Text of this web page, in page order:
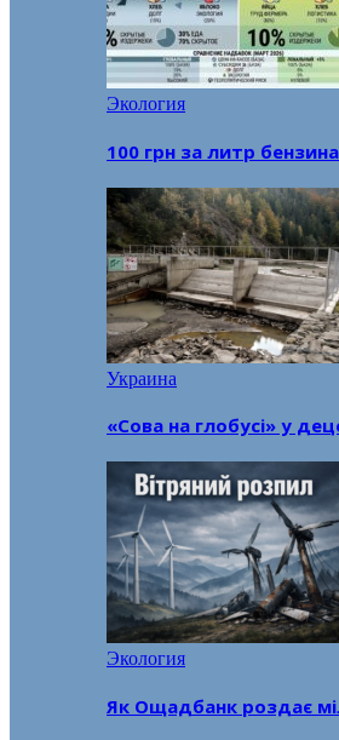
Экология
100 грн за литр
Украина
«Сова на глобусі» у
Экология
Як Ощадбанк роздає